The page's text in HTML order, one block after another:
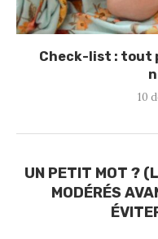
Check-list : tout
10
UN PETIT MOT ?
MODÉRÉS